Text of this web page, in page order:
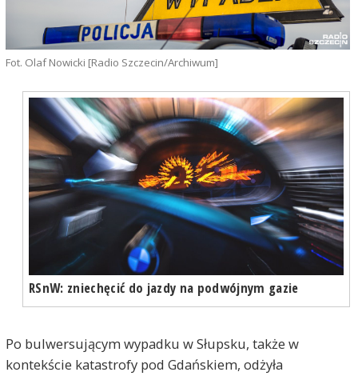
Fot. Olaf Nowicki [Radio Szczecin/Archiwum]
RSnW: zniechęcić do jazdy na podwójnym gazie
Po bulwersującym wypadku w Słupsku, także w
kontekście katastrofy pod Gdańskiem, odżyła